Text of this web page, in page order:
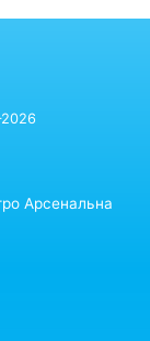
Арсенальна